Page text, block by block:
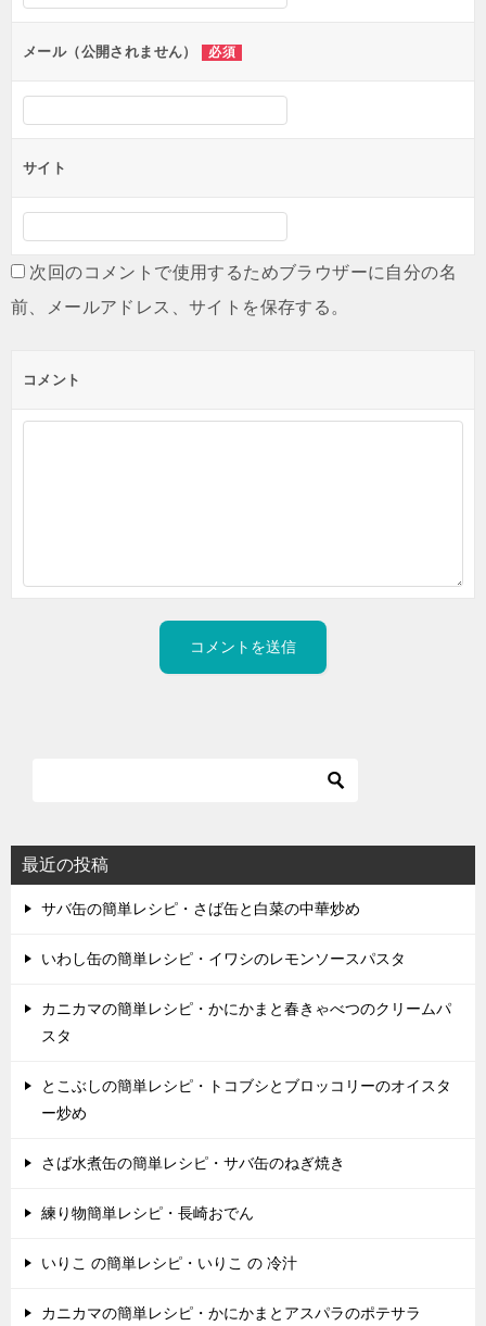
ョ
ンメール（公開されません） 必須
サイト
次回のコメントで使用するためブラウザーに自分の名
前、メールアドレス、サイトを保存する。
コメント
最近の投稿
サバ缶の簡単レシピ・さば缶と白菜の中華炒め
いわし缶の簡単レシピ・イワシのレモンソースパスタ
カニカマの簡単レシピ・かにかまと春きゃべつのクリームパ
スタ
とこぶしの簡単レシピ・トコブシとブロッコリーのオイスタ
ー炒め
さば水煮缶の簡単レシピ・サバ缶のねぎ焼き
練り物簡単レシピ・長崎おでん
いりこ の簡単レシピ・いりこ の 冷汁
カニカマの簡単レシピ・かにかまとアスパラのポテサラ